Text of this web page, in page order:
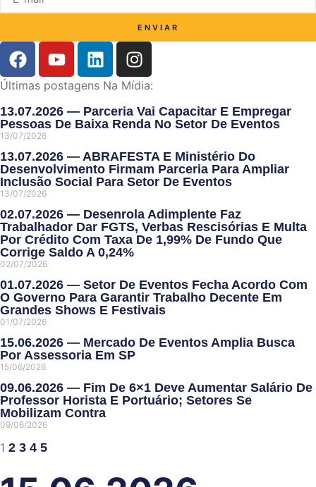
ENVIAR
Últimas postagens Na Mídia:
13.07.2026 — Parceria Vai Capacitar E Empregar
Pessoas De Baixa Renda No Setor De Eventos
13/07/2026
13.07.2026 — ABRAFESTA E Ministério Do
Desenvolvimento Firmam Parceria Para Ampliar
Inclusão Social Para Setor De Eventos
13/07/2026
02.07.2026 — Desenrola Adimplente Faz
Trabalhador Dar FGTS, Verbas Rescisórias E Multa
Por Crédito Com Taxa De 1,99% De Fundo Que
Corrige Saldo A 0,24%
02/07/2026
01.07.2026 — Setor De Eventos Fecha Acordo Com
O Governo Para Garantir Trabalho Decente Em
Grandes Shows E Festivais
01/07/2026
15.06.2026 — Mercado De Eventos Amplia Busca
Por Assessoria Em SP
15/06/2026
09.06.2026 — Fim De 6×1 Deve Aumentar Salário De
Professor Horista E Portuário; Setores Se
Mobilizam Contra
09/06/2026
1 2 3 4 5